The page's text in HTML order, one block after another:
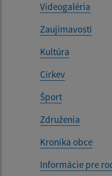
Videogaléria
Zaujímavosti
Kultúra
Cirkev
Šport
Združenia
Kronika obce
Informácie pre